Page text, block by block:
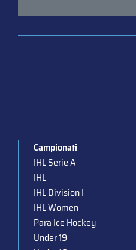
Campionati
IHL Serie A
IHL
IHL Division I
IHL Women
Para Ice Hockey
Under 19